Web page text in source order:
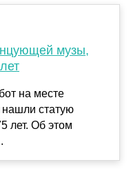
музы,
на месте
нашли статую
лет. Об этом